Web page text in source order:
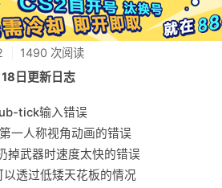
1490 次阅读
日更新日志
tick输入错误
一人称视角动画的错误
掉武器时速度太快的错误
透过低矮天花板的情况